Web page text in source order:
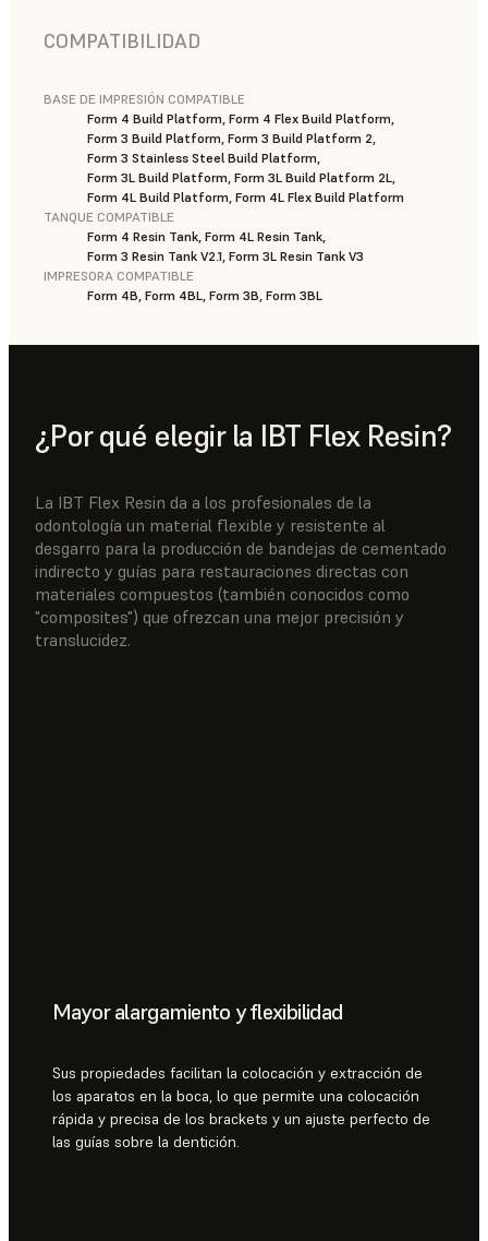
COMPATIBILIDAD
BASE DE IMPRESIÓN COMPATIBLE
Form 4 Build Platform, Form 4 Flex Build Platform,
Form 3 Build Platform, Form 3 Build Platform 2,
Form 3 Stainless Steel Build Platform,
Form 3L Build Platform, Form 3L Build Platform 2L,
Form 4L Build Platform, Form 4L Flex Build Platform
TANQUE COMPATIBLE
Form 4 Resin Tank, Form 4L Resin Tank,
Form 3 Resin Tank V2.1, Form 3L Resin Tank V3
IMPRESORA COMPATIBLE
Form 4B, Form 4BL, Form 3B, Form 3BL
¿Por qué elegir la IBT Flex Resin?
La IBT Flex Resin da a los profesionales de la
odontología un material flexible y resistente al
desgarro para la producción de bandejas de cementado
indirecto y guías para restauraciones directas con
materiales compuestos (también conocidos como
"composites") que ofrezcan una mejor precisión y
translucidez.
Mayor alargamiento y flexibilidad
Sus propiedades facilitan la colocación y extracción de
los aparatos en la boca, lo que permite una colocación
rápida y precisa de los brackets y un ajuste perfecto de
las guías sobre la dentición.